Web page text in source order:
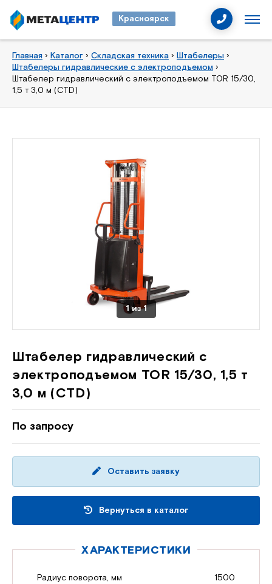
Красноярск
Главная › Каталог › Складская техника › Штабелеры ›
Штабелеры гидравлические с электроподъемом ›
Штабелер гидравлический с электроподъемом TOR 15/30,
1,5 т 3,0 м (CTD)
1из1
Штабелер гидравлический с
электроподъемом TOR 15/30, 1,5 т
3,0 м (CTD)
По запросу
Оставить заявку
Вернуться в каталог
ХАРАКТЕРИСТИКИ
Радиус поворота, мм
1500